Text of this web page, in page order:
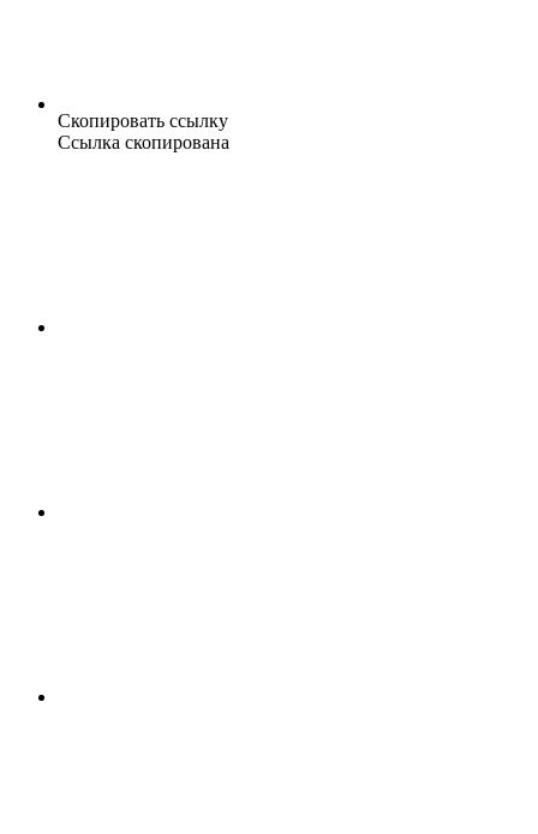
Скопировать ссылку
Ссылка скопирована